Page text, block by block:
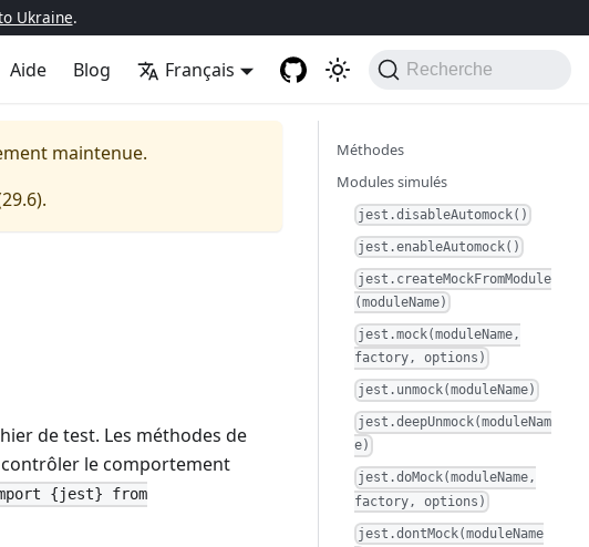
Ukraine.
Aide Blog Français Recherche
maintenue.
29.6).
de test. Les méthodes de
le comportement
{jest} from
Méthodes
Modules simulés
jest.disableAutomock()
jest.enableAutomock()
jest.createMockFromModule
(moduleName)
jest.mock(moduleName,
factory, options)
jest.unmock(moduleName)
jest.deepUnmock(moduleNam
e)
jest.doMock(moduleName,
factory, options)
jest.dontMock(moduleName